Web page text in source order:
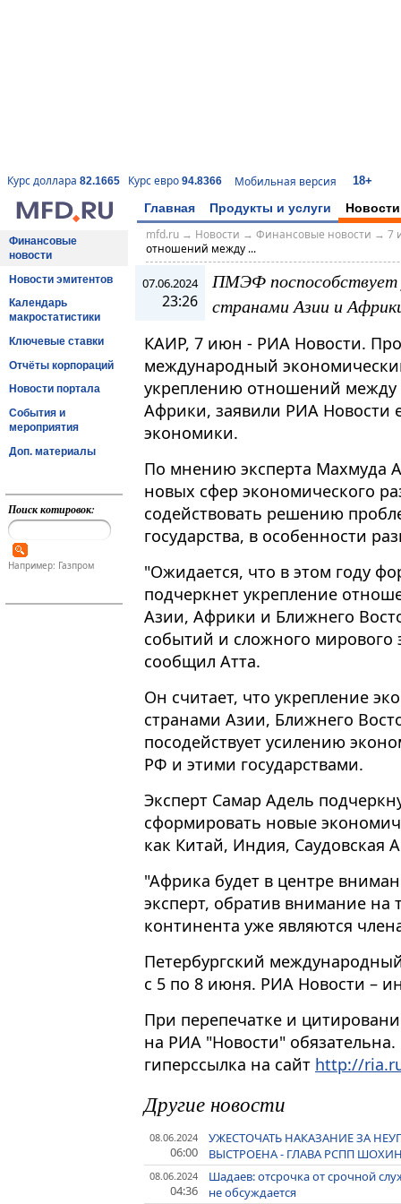
Курс доллара 82.1665 Курс евро 94.8366 Мобильная версия 18+
Главная Продукты и услуги Новости
Финансовые
новости
Новости эмитентов
Календарь
макростатистики
Ключевые ставки
Отчёты корпораций
Новости портала
События и
мероприятия
Доп. материалы
Поиск котировок:
Например: Газпром
mfd.ru→ Новости → Финансовые новости → 7
отношений между ...
07.06.2024
23:26
ПМЭФ
странами Азии и
КАИР, 7 июн - РИА Новости.
международный
укреплению отношений между
Африки, заявили РИА Новости
экономики.
По мнению эксперта Махмуда
новых сфер экономического
содействовать решению
государства, в особенности
"Ожидается, что в этом году
подчеркнет укрепление
Азии, Африки и Ближнего
событий и сложного
сообщил Атта.
Он считает, что укрепление
странами Азии, Ближнего
посодействует усилению
РФ и этими государствами.
Эксперт Самар Адель
сформировать новые
как Китай, Индия, Саудовская
"Африка будет в центре
эксперт, обратив внимание на
континента уже являются
Петербургский
с 5 по 8 июня. РИА Новости –
При перепечатке и
на РИА "Новости"
гиперссылка на сайт http://
Другие новости
08.06.2024
06:00
УЖЕСТОЧАТЬ НАКАЗАНИЕ ЗА
ВЫСТРОЕНА - ГЛАВА РСПП
08.06.2024
04:36
Шадаев: отсрочка от срочной
не обсуждается